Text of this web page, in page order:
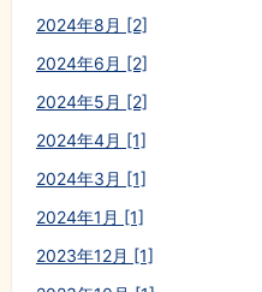
2024年8月 [2]
2024年6月 [2]
2024年5月 [2]
2024年4月 [1]
2024年3月 [1]
2024年1月 [1]
2023年12月 [1]